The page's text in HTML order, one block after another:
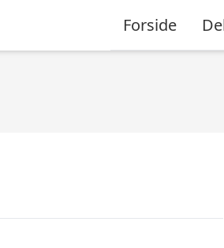
Forside